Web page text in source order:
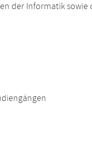
der Informatik